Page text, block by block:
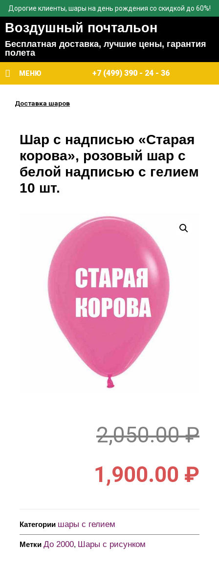
Дорогие клиенты, шары на день рождения со скидкой до 60%!
Воздушный почтальон
Бесплатная доставка, лучшие цены, гарантия
полета
МЕНЮ +7 (499) 390 - 24 - 36
Доставка шаров
Шар с надписью «Старая
корова», розовый шар с
белой надписью с гелием
10 шт.
2,050.00₽
1,900.00 ₽
Категории шары с гелием
Метки До 2000, Шары с рисунком